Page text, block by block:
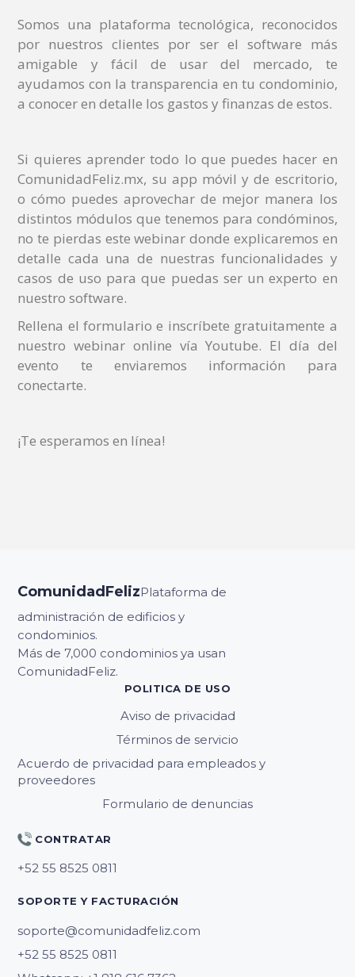
Somos una plataforma tecnológica, reconocidos
por nuestros clientes por ser el software más
amigable y fácil de usar del mercado, te
ayudamos con la transparencia en tu condominio,
a conocer en detalle los gastos y finanzas de estos.
Si quieres aprender todo lo que puedes hacer en
ComunidadFeliz.mx, su app móvil y de escritorio,
o cómo puedes aprovechar de mejor manera los
distintos módulos que tenemos para condóminos,
no te pierdas este webinar donde explicaremos en
detalle cada una de nuestras funcionalidades y
casos de uso para que puedas ser un experto en
nuestro software.
Rellena el formulario e inscríbete gratuitamente a
nuestro webinar online vía Youtube. El día del
evento te enviaremos información para
conectarte.
¡Te esperamos en línea!
ComunidadFelizPlataforma de
administración de edificios y
condominios.
Más de 7,000 condominios ya usan
ComunidadFeliz.
POLITICA DE USO
Aviso de privacidad
Términos de servicio
Acuerdo de privacidad para empleados y
proveedores
Formulario de denuncias
CONTRATAR
SOPORTE Y FACTURACIÓN
soporte@comunidadfeliz.com